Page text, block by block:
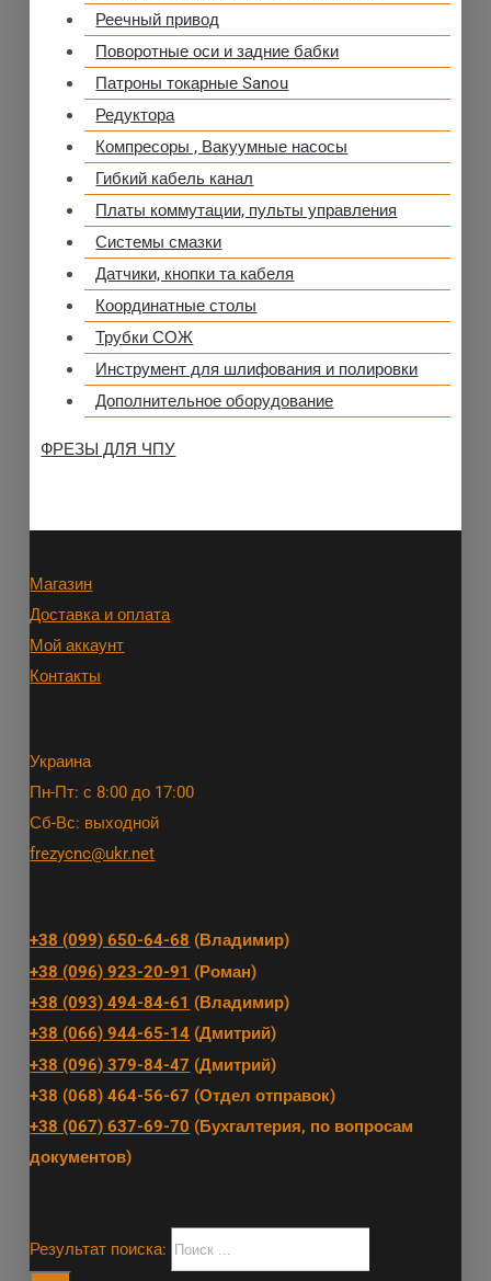
Реечный привод
Поворотные оси и задние бабки
Патроны токарные Sanou
Редуктора
Компресоры , Вакуумные насосы
Гибкий кабель канал
Платы коммутации, пульты управления
Системы смазки
Датчики, кнопки та кабеля
Координатные столы
Трубки СОЖ
Инструмент для шлифования и полировки
Дополнительное оборудование
ФРЕЗЫ ДЛЯ ЧПУ
Магазин
Доставка и оплата
Мой аккаунт
Контакты
Украина
Пн-Пт: с 8:00 до 17:00
Сб-Вс: выходной
frezycnc@ukr.net
+38 (099) 650-64-68 (Владимир)
+38 (096) 923-20-91 (Роман)
+38 (093) 494-84-61 (Владимир)
+38 (066) 944-65-14 (Дмитрий)
+38 (096) 379-84-47 (Дмитрий)
+38 (068) 464-56-67 (Отдел отправок)
+38 (067) 637-69-70 (Бухгалтерия, по вопросам
документов)
Результат поиска: